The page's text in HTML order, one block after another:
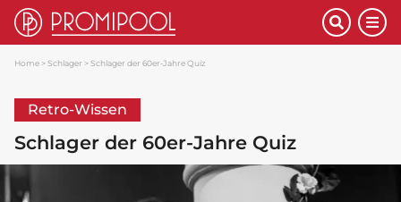
Home Schlager Schlager der 60er-Jahre Quiz
Retro-Wissen
Schlager der 60er-Jahre Quiz